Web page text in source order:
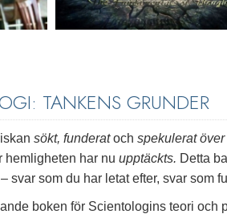
TANKENS GRUNDER
sökt, funderatoch spekulerat över
hemligheten har nu upptäckts. Detta
svar som du har letat efter, svar som
boken för Scientologins teori och